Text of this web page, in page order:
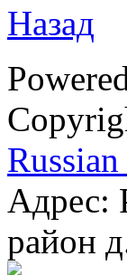
Назад
Адрес:
район